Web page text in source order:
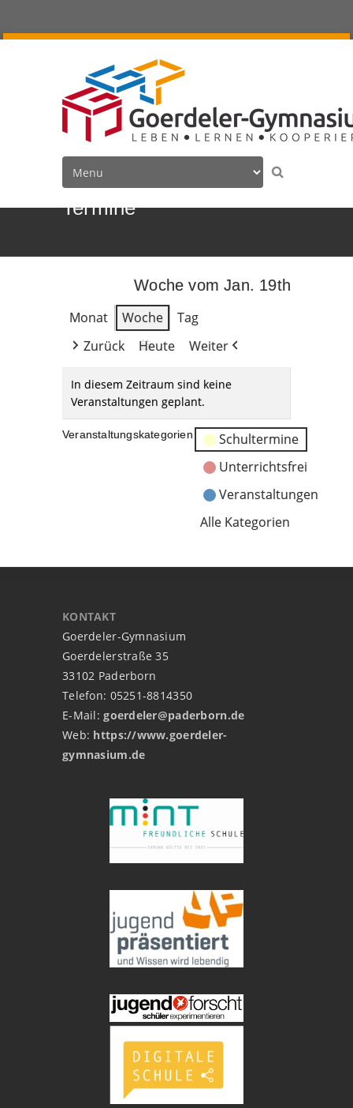
Termine
Woche vom Jan. 19th
Monat
Woche
Tag
Zurück
Heute Weiter
In diesem Zeitraum sind keine
Veranstaltungen geplant.
Veranstaltungskategorien
Schultermine
Unterrichtsfrei
Veranstaltungen
Alle Kategorien
KONTAKT
Goerdeler-Gymnasium
Goerdelerstraße 35
33102 Paderborn
Telefon: 05251-8814350
E-Mail:goerdeler@paderborn.de
Web: https://www.goerdeler-
gymnasium.de